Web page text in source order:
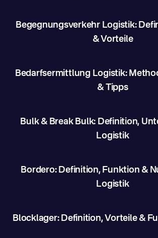
Begegnungsverkehr Logistik:
& Vorteile
Bedarfsermittlung Logistik:
& Tipps
Bulk & Break Bulk: Definition,
Logistik
Bordero: Definition, Funktion &
Logistik
Blocklager: Definition, Vorteile &